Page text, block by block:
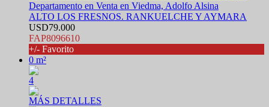
Departamento en Venta en Viedma, Adolfo Alsina
ALTO LOS FRESNOS. RANKUELCHE Y AYMARA
USD79.000
FAP8096610
+/- Favorito
0 m²
4
MÁS DETALLES